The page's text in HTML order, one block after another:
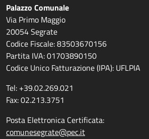
Palazzo Comunale
Via Primo Maggio
20054 Segrate
Codice Fiscale: 83503670156
Partita IVA: 01703890150
Codice Unico Fatturazione (IPA): UFLPIA
Tel: +39.02.269.021
Fax: 02.213.3751
Posta Elettronica Certificata:
comunesegrate@pec.it